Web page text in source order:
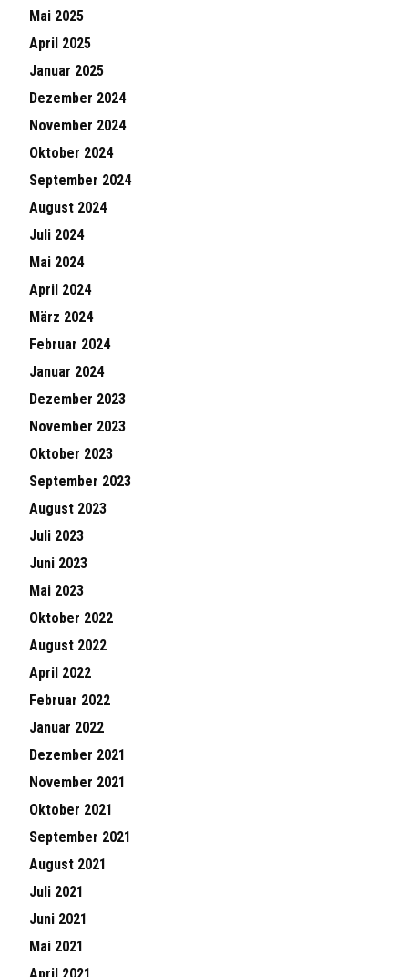
Mai 2025
April 2025
Januar 2025
Dezember 2024
November 2024
Oktober 2024
September 2024
August 2024
Juli 2024
Mai 2024
April 2024
März 2024
Februar 2024
Januar 2024
Dezember 2023
November 2023
Oktober 2023
September 2023
August 2023
Juli 2023
Juni 2023
Mai 2023
Oktober 2022
August 2022
April 2022
Februar 2022
Januar 2022
Dezember 2021
November 2021
Oktober 2021
September 2021
August 2021
Juli 2021
Juni 2021
Mai 2021